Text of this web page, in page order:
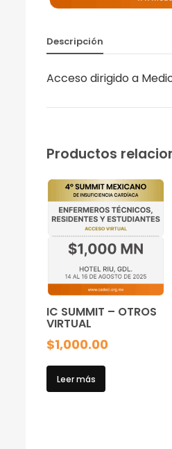
Descripción
Acceso dirigido a
Productos
IC SUMMIT – OTROS
VIRTUAL
$1,000.00
Leer más